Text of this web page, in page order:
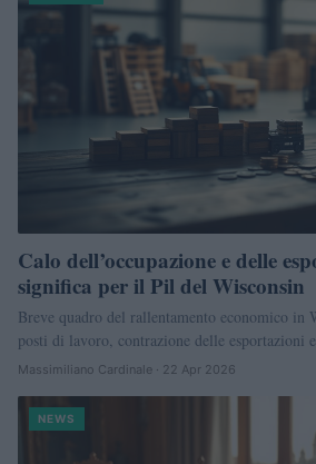
Calo dell’occupazione e delle
significa per il Pil del Wisconsin
Breve quadro del rallentamento economico in
posti di lavoro, contrazione delle esportazioni
Massimiliano Cardinale · 22 Apr 2026
NEWS